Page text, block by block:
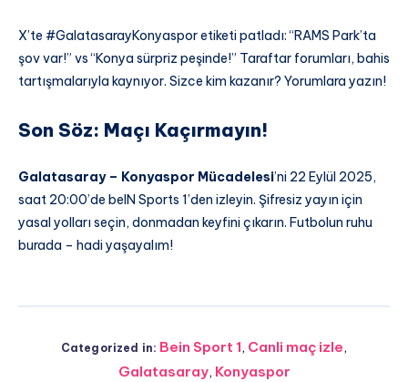
X’te #GalatasarayKonyaspor etiketi patladı: “RAMS Park’ta
şov var!” vs “Konya sürpriz peşinde!” Taraftar forumları, bahis
tartışmalarıyla kaynıyor. Sizce kim kazanır? Yorumlara yazın!
Son Söz: Maçı Kaçırmayın!
Galatasaray – Konyaspor Mücadelesi’ni 22 Eylül 2025,
saat 20:00’de beIN Sports 1’den izleyin. Şifresiz yayın için
yasal yolları seçin, donmadan keyfini çıkarın. Futbolun ruhu
burada – hadi yaşayalım!
Categorized in: Bein Sport 1, Canli maç izle,
Galatasaray, Konyaspor